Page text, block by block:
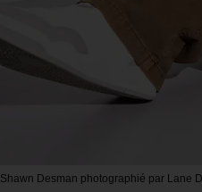
Shawn Desman photographié par Lane